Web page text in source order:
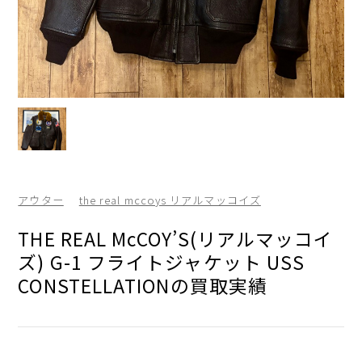
アウター the real mccoys リアルマッコイズ
THE REAL McCOY’S(リアルマッコイ
ズ) G-1 フライトジャケット USS
CONSTELLATIONの買取実績